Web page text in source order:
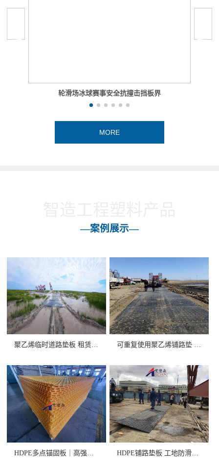
轮滑场冰球赛事安全抗撞击挡板界
MORE
—案例展示—
聚乙烯临时道路垫板 租赁/销售 可重复使用聚乙烯铺路垫 高承重